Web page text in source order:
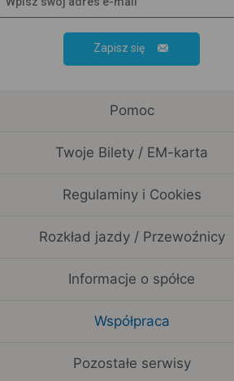
Zapisz się
Pomoc
Twoje Bilety / EM-karta
Regulaminy i Cookies
Rozkład jazdy / Przewoźnicy
Informacje o spółce
Współpraca
Pozostałe serwisy